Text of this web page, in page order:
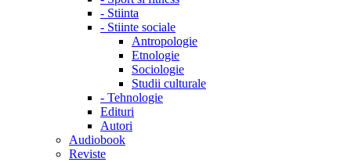
- Stiinta
- Stiinte sociale
Antropologie
Etnologie
Sociologie
Studii culturale
- Tehnologie
Edituri
Autori
Audiobook
Reviste